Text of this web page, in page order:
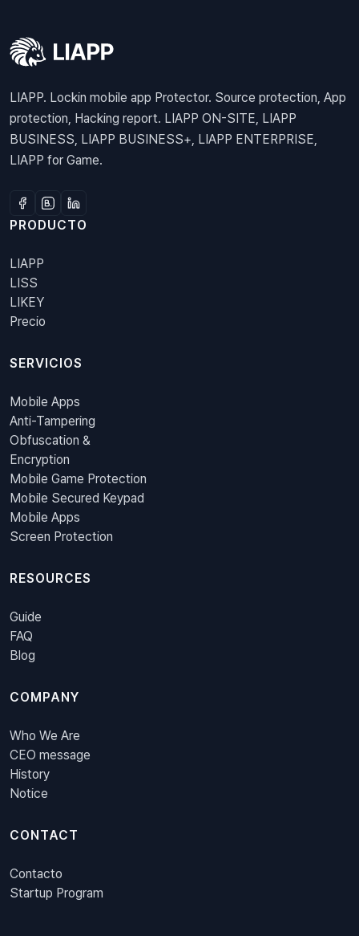
LIAPP. Lockin mobile app Protector. Source protection, App
protection, Hacking report. LIAPP ON-SITE, LIAPP
BUSINESS, LIAPP BUSINESS+, LIAPP ENTERPRISE,
LIAPP for Game.
PRODUCTO
LIAPP
LISS
LIKEY
Precio
SERVICIOS
Mobile Apps
Anti-Tampering
Obfuscation &
Encryption
Mobile Game Protection
Mobile Secured Keypad
Mobile Apps
Screen Protection
RESOURCES
Guide
FAQ
Blog
COMPANY
Who We Are
CEO message
History
Notice
CONTACT
Contacto
Startup Program